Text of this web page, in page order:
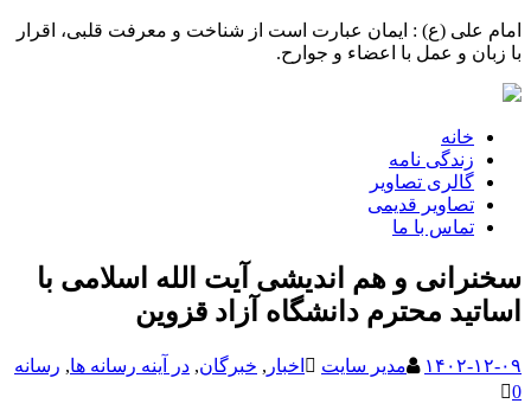
امام علی (ع) : ایمان عبارت است از شناخت و معرفت قلبی، اقرار
با زبان و عمل با اعضاء و جوارح.
خانه
زندگی نامه
گالری تصاویر
تصاویر قدیمی
تماس با ما
سخنرانی و هم اندیشی آیت الله اسلامی با
اساتید محترم دانشگاه آزاد قزوین
۱۴۰۲-۱۲-۰۹ مدیر سایت اخبار , خبرگان, در آینه رسانه ها, رسانه
0